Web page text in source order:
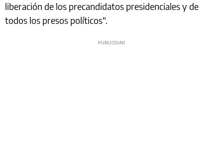
liberación de los precandidatos presidenciales y de
todos los presos políticos“.